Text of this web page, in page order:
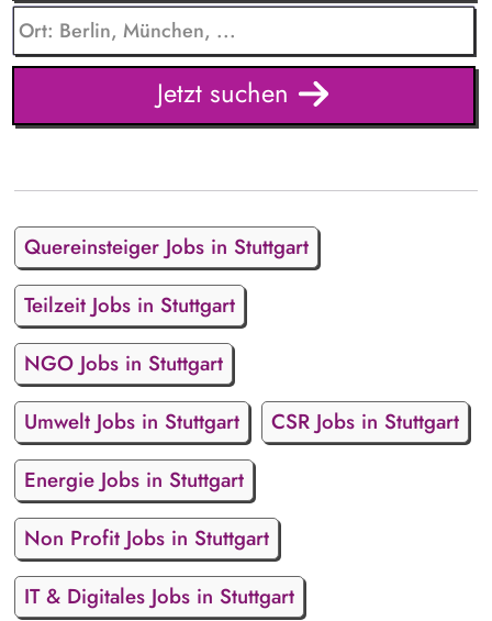
Jetzt suchen
Quereinsteiger Jobs in Stuttgart
Teilzeit Jobs in Stuttgart
NGO Jobs in Stuttgart
Umwelt Jobs in Stuttgart
CSR Jobs in Stuttgart
Energie Jobs in Stuttgart
Non Profit Jobs in Stuttgart
IT & Digitales Jobs in Stuttgart